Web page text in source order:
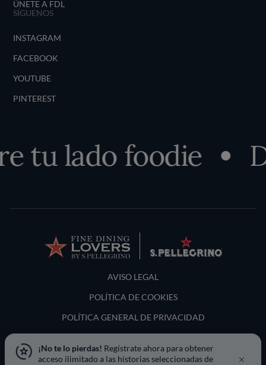
ÚNETE A FDL
SÍGUENOS
INSTAGRAM
FACEBOOK
YOUTUBE
PINTEREST
tu lado foodie
Terms and Conditions
AVISO LEGAL
POLÍTICA DE COOKIES
POLÍTICA GENERAL DE PRIVACIDAD
España
¡No te lo pierdas! Regístrate ahora para obtener
acceso ilimitado a las historias seleccionadas de